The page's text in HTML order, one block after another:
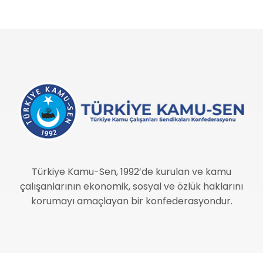
Türkiye Kamu-Sen, 1992’de kurulan ve kamu
çalışanlarının ekonomik, sosyal ve özlük haklarını
korumayı amaçlayan bir konfederasyondur.